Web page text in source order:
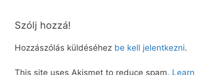
Szólj hozzá!
Hozzászólás küldéséhez be kell jelentkezni.
This site uses Akismet to reduce spam. Learn